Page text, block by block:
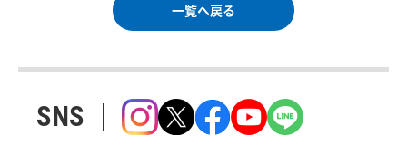
一覧へ戻る
SNS